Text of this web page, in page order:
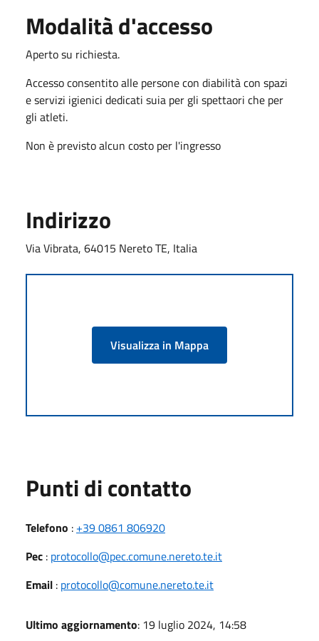
Modalità d'accesso
Aperto su richiesta.
Accesso consentito alle persone con diabilità con spazi
e servizi igienici dedicati suia per gli spettaori che per
gli atleti.
Non è previsto alcun costo per l'ingresso
Indirizzo
Via Vibrata, 64015 Nereto TE, Italia
Visualizza in Mappa
Punti di contatto
Telefono : +39 0861 806920
Pec : protocollo@pec.comune.nereto.te.it
Email : protocollo@comune.nereto.te.it
Ultimo aggiornamento: 19 luglio 2024, 14:58